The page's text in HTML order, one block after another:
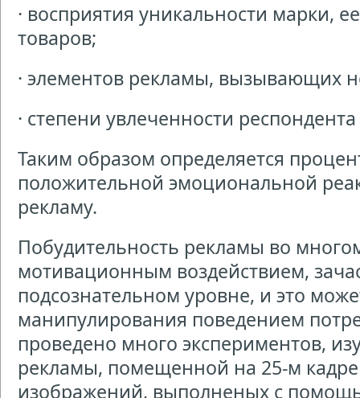
· восприятия уникальности марки,
товаров;
· элементов рекламы, вызывающих
· степени увлеченности
Таким образом определяется
положительной эмоциональной
рекламу.
Побудительность рекламы во
мотивационным воздействием,
подсознательном уровне, и это
манипулирования поведением
проведено много экспериментов,
рекламы, помещенной на 25-м
изображений, выполненых с